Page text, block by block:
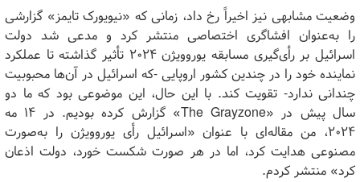
وضعیت مشابهی نیز اخیراً رخ داد، زمانی که «نیویورک تایمز» گزارشی
را به‌عنوان افشاگری اختصاصی منتشر کرد و مدعی شد دولت
اسرائیل بر رأی‌گیری مسابقه یوروویژن ۲۰۲۴ تأثیر گذاشته تا عملکرد
نماینده خود را در چندین کشور اروپایی -که اسرائیل در آن‌ها محبوبیت
چندانی ندارد- تقویت کند. با این حال، این موضوعی بود که ما دو
سال پیش در «The Grayzone
» گزارش کرده بودیم. در ۱۴ مه
۲۰۲۴، من مقاله‌ای با عنوان «اسرائیل رأی یوروویژن را به‌صورت
مصنوعی هدایت کرد، اما در هر صورت شکست خورد، دولت اذعان
کرد» منتشر کردم.